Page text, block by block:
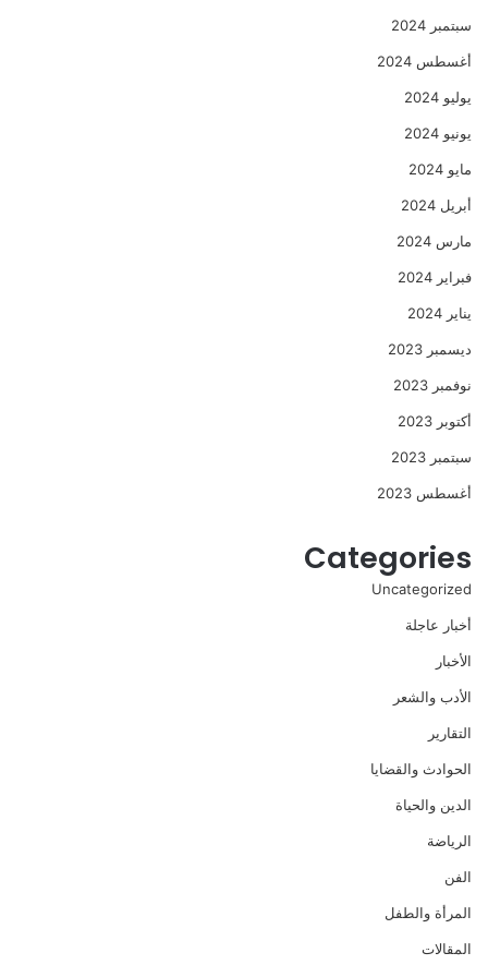
سبتمبر 2024
أغسطس 2024
يوليو 2024
يونيو 2024
مايو 2024
أبريل 2024
مارس 2024
فبراير 2024
يناير 2024
ديسمبر 2023
نوفمبر 2023
أكتوبر 2023
سبتمبر 2023
أغسطس 2023
Categories
Uncategorized
أخبار عاجلة
الأخبار
الأدب والشعر
التقارير
الحوادث والقضايا
الدين والحياة
الرياضة
الفن
المرأة والطفل
المقالات